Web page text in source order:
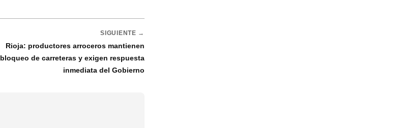
SIGUIENTE →
Rioja: productores arroceros mantienen
bloqueo de carreteras y exigen respuesta
inmediata del Gobierno